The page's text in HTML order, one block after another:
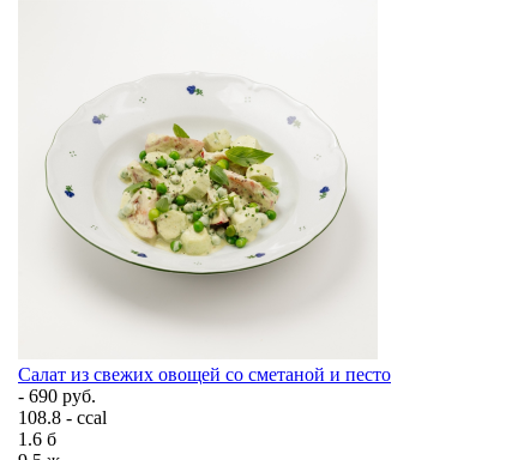
Салат из свежих овощей со сметаной и песто
- 690 руб.
108.8 - ccal
1.6 б